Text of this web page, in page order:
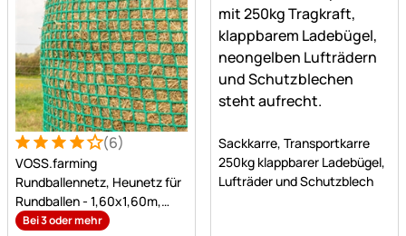
Bewertung: 4 von 5 (6 Bewertungen)
6 Bewertungen
(6)
VOSS.farming
Rundballennetz, Heunetz für
Rundballen - 1,60x1,60m,
Maschenweite 4,5x4,5cm
Bei 3 oder mehr
Sackkarre, Transportkarre
250kg klappbarer Ladebügel,
Lufträder und Schutzblech